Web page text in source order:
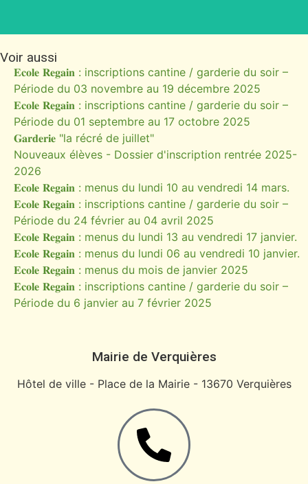
Voir aussi
𝐄𝐜𝐨𝐥𝐞 𝐑𝐞𝐠𝐚𝐢𝐧 : inscriptions cantine / garderie du soir –
Période du 03 novembre au 19 décembre 2025
𝐄𝐜𝐨𝐥𝐞 𝐑𝐞𝐠𝐚𝐢𝐧 : inscriptions cantine / garderie du soir –
Période du 01 septembre au 17 octobre 2025
𝐆𝐚𝐫𝐝𝐞𝐫𝐢𝐞 "la récré de juillet"
Nouveaux élèves - Dossier d'inscription rentrée 2025-
2026
𝐄𝐜𝐨𝐥𝐞 𝐑𝐞𝐠𝐚𝐢𝐧 : menus du lundi 10 au vendredi 14 mars.
𝐄𝐜𝐨𝐥𝐞 𝐑𝐞𝐠𝐚𝐢𝐧 : inscriptions cantine / garderie du soir –
Période du 24 février au 04 avril 2025
𝐄𝐜𝐨𝐥𝐞 𝐑𝐞𝐠𝐚𝐢𝐧 : menus du lundi 13 au vendredi 17 janvier.
𝐄𝐜𝐨𝐥𝐞 𝐑𝐞𝐠𝐚𝐢𝐧 : menus du lundi 06 au vendredi 10 janvier.
𝐄𝐜𝐨𝐥𝐞 𝐑𝐞𝐠𝐚𝐢𝐧 : menus du mois de janvier 2025
𝐄𝐜𝐨𝐥𝐞 𝐑𝐞𝐠𝐚𝐢𝐧 : inscriptions cantine / garderie du soir –
Période du 6 janvier au 7 février 2025
Mairie de Verquières
Hôtel de ville - Place de la Mairie - 13670 Verquières